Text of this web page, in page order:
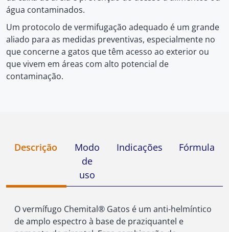
água contaminados.
Um protocolo de vermifugação adequado é um grande
aliado para as medidas preventivas, especialmente no
que concerne a gatos que têm acesso ao exterior ou
que vivem em áreas com alto potencial de
contaminação.
Descrição
Modo
de
uso
Indicações Fórmula
O vermífugo Chemital® Gatos é um anti-helmíntico
de amplo espectro à base de praziquantel e